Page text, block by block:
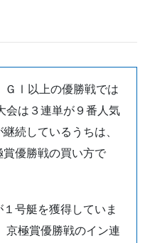
ＧⅠ 以上の優勝戦では
会は３連単が９番人気
続しているうちは、
優勝戦の買い方で
号艇を獲得していま
京極賞優勝戦のイン連